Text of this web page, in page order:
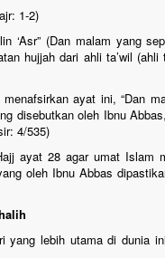
1-2)
‘Asr” (Dan malam yang
hujjah dari ahli ta’wil (ahli
ayat ini, “Dan
disebutkan oleh Ibnu
4/535)
ayat 28 agar umat Islam
oleh Ibnu Abbas